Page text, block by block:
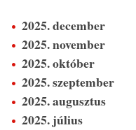
2025. december
2025. november
2025. október
2025. szeptember
2025. augusztus
2025. július